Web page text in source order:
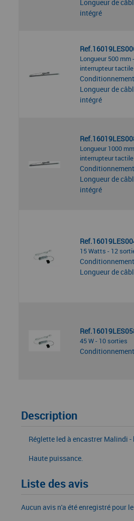
Longueur de
intégré
Longueur 500 mm
interrupteur tactile
Longueur de
intégré
Longueur 1000
interrupteur tactile
Longueur de
intégré
15 Watts - 12
Longueur de
45 W - 10 sorties
Description
Réglette led à encastrer Malindi
Haute puissance.
Liste des avis
Aucun avis n'a été enregistré pour